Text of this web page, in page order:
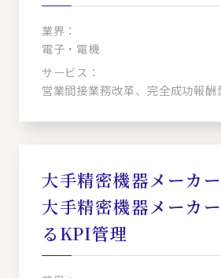
業界：
電子・電機
サービス：
営業間接業務改革、完全成功報
大手精密機器メーカ
大手精密機器メーカ
るKPI管理